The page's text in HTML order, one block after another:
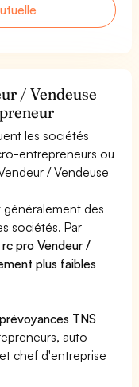
/ Vendeuse
les sociétés
entrepreneurs ou
/ Vendeuse
des
sociétés. Par
pro Vendeur /
plus faibles
TNS
auto-
chef d'entreprise